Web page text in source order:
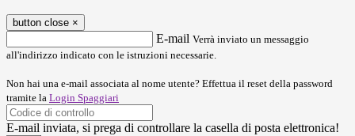
button close ×
E-mail Verrà inviato un messaggio
all'indirizzo indicato con le istruzioni necessarie.
Non hai una e-mail associata al nome utente? Effettua il reset della password
tramite la Login Spaggiari
E-mail inviata, si prega di controllare la casella di posta elettronica!